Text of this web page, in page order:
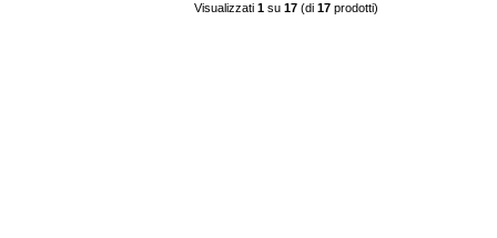
Visualizzati 1 su 17 (di 17 prodotti)